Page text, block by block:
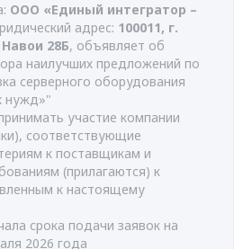
ООО «Единый интегратор –
адрес: 100011, г.
28Б, объявляет об
наилучших предложений по
серверного оборудования
нужд»"
участие компании
соответствующие
к поставщикам и
(прилагаются) к
к настоящему
срока подачи заявок на
2026 года